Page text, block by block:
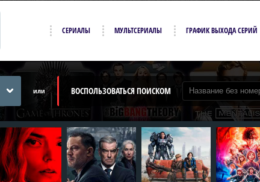
СЕРИАЛЫ МУЛЬТСЕРИАЛЫ ГРАФИК ВЫХОДА СЕРИЙ
или ВОСПОЛЬЗОВАТЬСЯ ПОИСКОМ